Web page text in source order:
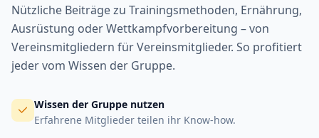
Nützliche Beiträge zu Trainingsmethoden, Ernährung,
Ausrüstung oder Wettkampfvorbereitung – von
Vereinsmitgliedern für Vereinsmitglieder. So profitiert
jeder vom Wissen der Gruppe.
Wissen der Gruppe nutzen
Erfahrene Mitglieder teilen ihr Know-how.